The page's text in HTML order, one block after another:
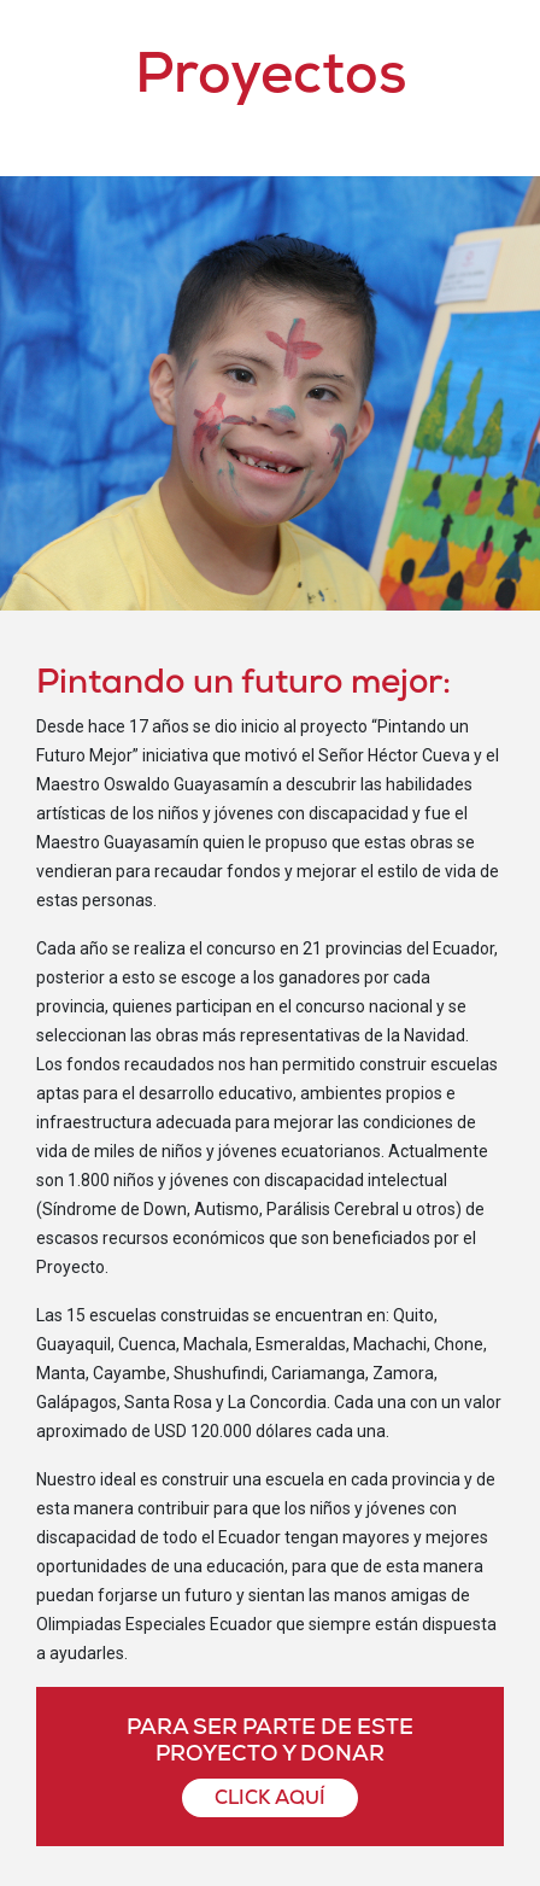
Proyectos
Pintando un futuro mejor:
Desde hace 17 años se dio inicio al proyecto “Pintando un
Futuro Mejor” iniciativa que motivó el Señor Héctor Cueva y el
Maestro Oswaldo Guayasamín a descubrir las habilidades
artísticas de los niños y jóvenes con discapacidad y fue el
Maestro Guayasamín quien le propuso que estas obras se
vendieran para recaudar fondos y mejorar el estilo de vida de
estas personas.
Cada año se realiza el concurso en 21 provincias del Ecuador,
posterior a esto se escoge a los ganadores por cada
provincia, quienes participan en el concurso nacional y se
seleccionan las obras más representativas de la Navidad.
Los fondos recaudados nos han permitido construir escuelas
aptas para el desarrollo educativo, ambientes propios e
infraestructura adecuada para mejorar las condiciones de
vida de miles de niños y jóvenes ecuatorianos. Actualmente
son 1.800 niños y jóvenes con discapacidad intelectual
(Síndrome de Down, Autismo, Parálisis Cerebral u otros) de
escasos recursos económicos que son beneficiados por el
Proyecto.
Las 15 escuelas construidas se encuentran en: Quito,
Guayaquil, Cuenca, Machala, Esmeraldas, Machachi, Chone,
Manta, Cayambe, Shushufindi, Cariamanga, Zamora,
Galápagos, Santa Rosa y La Concordia. Cada una con un valor
aproximado de USD 120.000 dólares cada una.
Nuestro ideal es construir una escuela en cada provincia y de
esta manera contribuir para que los niños y jóvenes con
discapacidad de todo el Ecuador tengan mayores y mejores
oportunidades de una educación, para que de esta manera
puedan forjarse un futuro y sientan las manos amigas de
Olimpiadas Especiales Ecuador que siempre están dispuesta
a ayudarles.
PARA SER PARTE DE ESTE
PROYECTO Y DONAR
CLICK AQUÍ